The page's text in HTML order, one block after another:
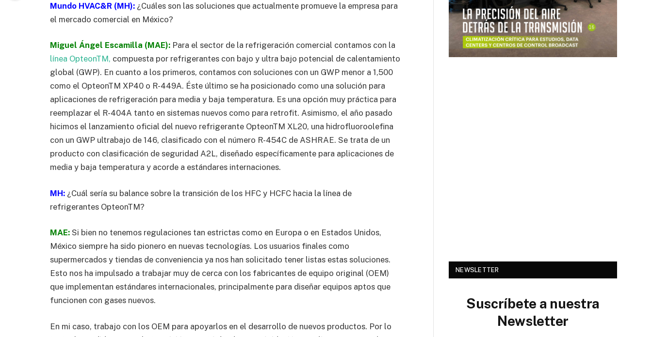
Mundo HVAC&R (MH): ¿Cuáles son las soluciones que actualmente promueve la empresa para
el mercado comercial en México?
Miguel Ángel Escamilla (MAE): Para el sector de la refrigeración comercial contamos con la
línea OpteonTM, compuesta por refrigerantes con bajo y ultra bajo potencial de calentamiento
global (GWP). En cuanto a los primeros, contamos con soluciones con un GWP menor a 1,500
como el OpteonTM XP40 o R-449A. Éste último se ha posicionado como una solución para
aplicaciones de refrigeración para media y baja temperatura. Es una opción muy práctica para
reemplazar el R-404A tanto en sistemas nuevos como para retrofit. Asimismo, el año pasado
hicimos el lanzamiento oficial del nuevo refrigerante OpteonTM XL20, una hidrofluoroolefina
con un GWP ultrabajo de 146, clasificado con el número R-454C de ASHRAE. Se trata de un
producto con clasificación de seguridad A2L, diseñado específicamente para aplicaciones de
media y baja temperatura y acorde a estándares internaciones.
MH: ¿Cuál sería su balance sobre la transición de los HFC y HCFC hacia la línea de
refrigerantes OpteonTM?
MAE: Si bien no tenemos regulaciones tan estrictas como en Europa o en Estados Unidos,
México siempre ha sido pionero en nuevas tecnologías. Los usuarios finales como
supermercados y tiendas de conveniencia ya nos han solicitado tener listas estas soluciones.
Esto nos ha impulsado a trabajar muy de cerca con los fabricantes de equipo original (OEM)
que implementan estándares internacionales, principalmente para diseñar equipos aptos que
funcionen con gases nuevos.
En mi caso, trabajo con los OEM para apoyarlos en el desarrollo de nuevos productos. Por lo
NEWSLETTER
Suscríbete a nuestra
Newsletter